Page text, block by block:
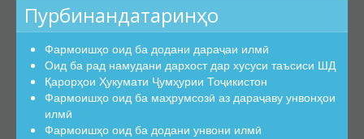
Пурбинандатаринҳо
Фармоишҳо оид ба додани дараҷаи илмӣ
Оид ба рад намудани дархост дар хусуси таъсиси ШД
Қарорҳои Ҳукумати Ҷумҳурии Тоҷикистон
Фармоишҳо оид ба маҳрумсозӣ аз дараҷаву унвонҳои
илмӣ
Фармоишҳо оид ба додани унвони илмӣ